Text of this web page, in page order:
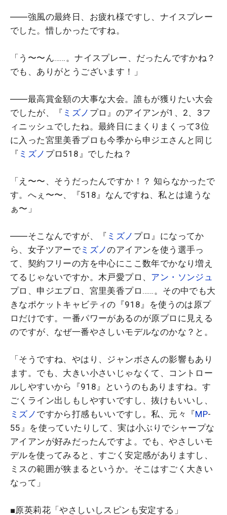
――強風の最終日、お疲れ様ですし、ナイスプレー
でした。惜しかったですね。
「う〜〜ん……。ナイスプレー、だったんですかね？
でも、ありがとうございます！」
――最高賞金額の大事な大会。誰もが獲りたい大会
でしたが、『 ミズノ プロ』のアイアンが1、2、3フ
ィニッシュでしたね。最終日にまくりまくって3位
に入った宮里美香プロも今季から申ジエさんと同じ
『 ミズノ プロ518』でしたね？
「え〜〜、そうだったんですか！？ 知らなかったで
す。へぇ〜〜、『518』なんですね、私とは違うな
ぁ〜」
――そこなんですが、『 ミズノ プロ』になってか
ら、女子ツアーで ミズノのアイアンを使う選手っ
て、契約フリーの方を中心にここ数年でかなり増え
てるじゃないですか。木戸愛プロ、 アン・ソンジュ
プロ、申ジエプロ、宮里美香プロ……。その中でも大
きなポケットキャビティの『918』を使うのは原プ
ロだけです。一番パワーがあるのが原プロに見える
のですが、なぜ一番やさしいモデルなのかな？と。
「そうですね、やはり、ジャンボさんの影響もあり
ます。でも、大きい小さいじゃなくて、コントロー
ルしやすいから『918』というのもありますね。す
ごくライン出しもしやすいですし、抜けもいいし、
ミズノ ですから打感もいいですし。私、元々『MP-
55』を使っていたりして、実は小ぶりでシャープな
アイアンが好みだったんですよ。でも、やさしいモ
デルを使ってみると、すごく安定感がありますし、
ミスの範囲が狭まるというか。そこはすごく大きい
なって」
■原英莉花「やさしいしスピンも安定する」